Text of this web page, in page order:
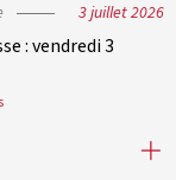
3 juillet 2026
: vendredi 3
: vendredi 3 juillet